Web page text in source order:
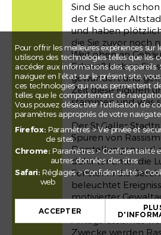
+
Sind Sie auch
der St.Galler
und haben
die Sie zuvor noch
Weit oben an
Erkern? Haben Sie
gewundert und
Zeit diese Figuren
stammen und was
Der St.Galler
Spuren von
Darstellungen und
dahinter unter die
Fenster in die
beleuchtet
motivierter
die Geschichte im
Alltagsrassismus
Pour offrir les meilleures expériences sur
utilisons des technologies telles que les
accéder aux informations des appareils.
naviguer en l’état sur le présent site,
ces technologies qui nous permettent
telles que le comportement de
Vous pouvez désactiver l'utilisation de
paramètres appropriés de votre
Firefox: Paramètres > Vie privée et
de sites
Chrome: Paramètres > Confidentialité
autres données des sites
Safari: Réglages > Confidentialité >
web
ACCEPTER